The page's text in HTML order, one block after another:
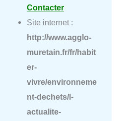
Contacter
Site internet :
http://www.agglo-
muretain.fr/fr/habit
er-
vivre/environneme
nt-dechets/l-
actualite-